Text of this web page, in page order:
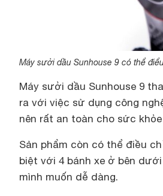
Máy sưởi dầu Sunhouse 9 có thể
Máy sưởi dầu Sunhouse 9
ra với việc sử dụng công
nên rất an toàn cho sức
Sản phẩm còn có thể điều
biệt với 4 bánh xe ở bên
mình muốn dễ dàng.